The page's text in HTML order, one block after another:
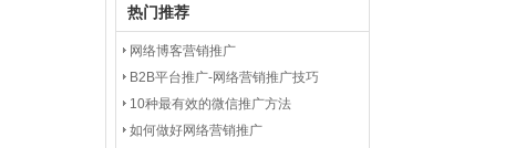
热门推荐
网络博客营销推广
B2B平台推广-网络营销推广技巧
10种最有效的微信推广方法
如何做好网络营销推广